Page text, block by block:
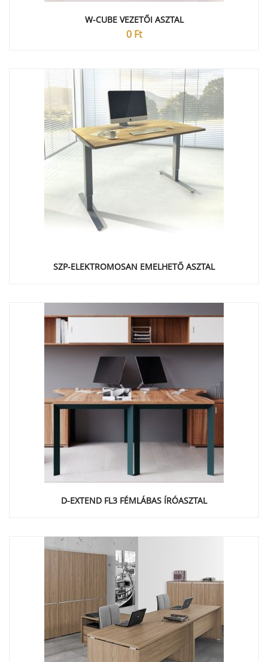
W-CUBE VEZETŐI ASZTAL
0 Ft
SZP-ELEKTROMOSAN EMELHETŐ ASZTAL
D-EXTEND FL3 FÉMLÁBAS ÍRÓASZTAL